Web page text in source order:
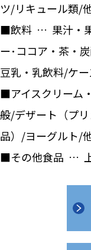
ツ/リキュール類/
■飲料 … 果汁・果
ー･ココア・茶・
豆乳・乳飲料/ケ
■アイスクリーム
般/デザート（プ
品）/ヨーグルト/
■その他食品 …